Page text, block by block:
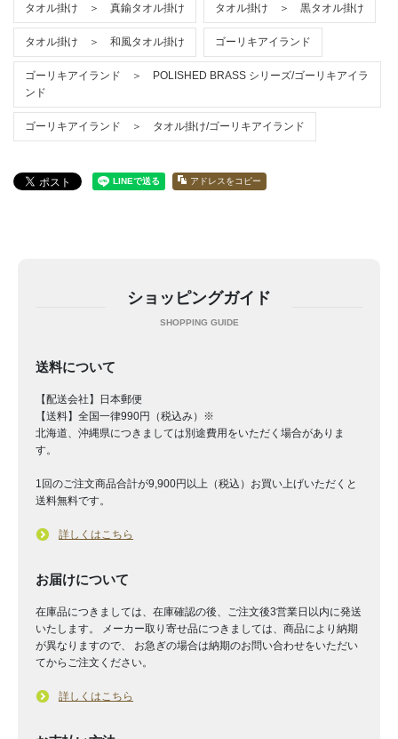
タオル掛け ＞ 真鍮タオル掛け タオル掛け ＞ 黒タオル掛け
タオル掛け ＞ 和風タオル掛け ゴーリキアイランド
ゴーリキアイランド ＞ POLISHED BRASS シリーズ/ゴーリキアイラ
ンド
ゴーリキアイランド ＞ タオル掛け/ゴーリキアイランド
アドレスをコピー
ショッピングガイド
送料について
【配送会社】日本郵便
【送料】全国一律990円（税込み）※
北海道、沖縄県につきましては別途費用をいただく場合がありま
す。
1回のご注文商品合計が9,900円以上（税込）お買い上げいただくと
送料無料です。
詳しくはこちら
お届けについて
在庫品につきましては、在庫確認の後、ご注文後3営業日以内に発送
いたします。 メーカー取り寄せ品につきましては、商品により納期
が異なりますので、 お急ぎの場合は納期のお問い合わせをいただい
てからご注文ください。
詳しくはこちら